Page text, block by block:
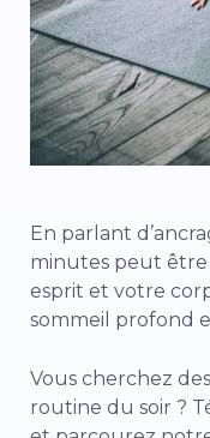
En parlant
minutes peut
esprit et votre
sommeil profond
Vous cherchez
routine du soir ?